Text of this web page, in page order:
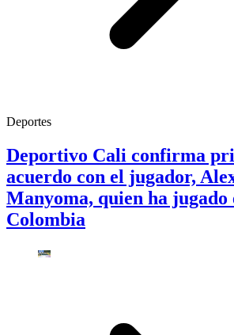
Deportes
Deportivo Cali confirma
acuerdo con el jugador,
Manyoma, quien ha jugado
Colombia